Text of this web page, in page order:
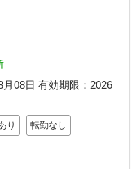
月08日 有効期限： 2026
り 転勤なし